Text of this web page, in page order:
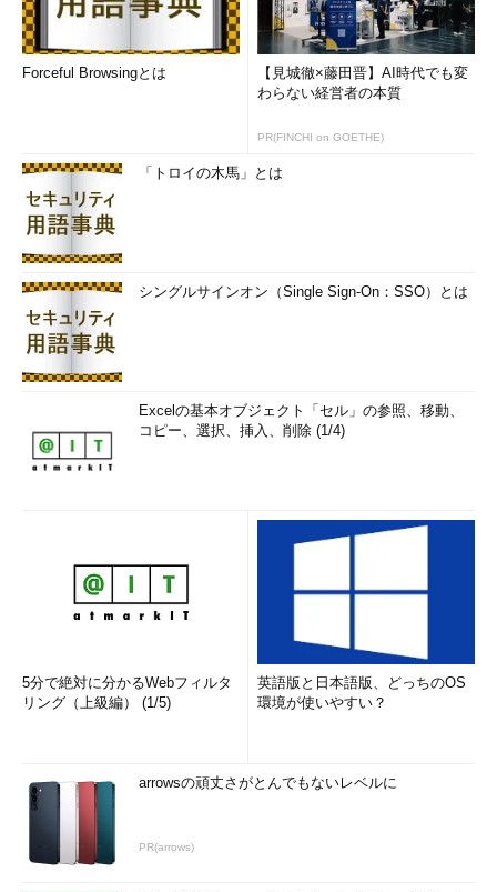
Forceful Browsingとは
【見城徹×藤田晋】AI時代でも変
わらない経営者の本質
PR(FINCHI on GOETHE)
「トロイの木馬」とは
シングルサインオン（Single Sign-On：SSO）とは
Excelの基本オブジェクト「セル」の参照、移動、
コピー、選択、挿入、削除 (1/4)
5分で絶対に分かるWebフィルタ
リング（上級編） (1/5)
英語版と日本語版、どっちのOS
環境が使いやすい？
arrowsの頑丈さがとんでもないレベルに
PR(arrows)